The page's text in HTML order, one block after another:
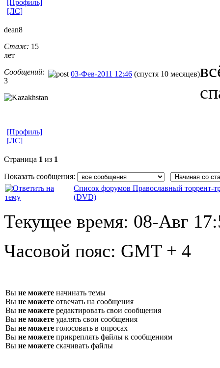
[Профиль]
[ЛС]
dean8
Стаж: 15
лет
Сообщений:
3
03-Фев-2011 12:46 (спустя 10 месяцев)
[Профиль]
[ЛС]
Страница 1 из 1
Показать сообщения:
Список форумов Православный торрент-
(DVD)
Текущее время: 08-Авг
Часовой пояс: GMT + 4
Вы не можете начинать темы
Вы не можете отвечать на сообщения
Вы не можете редактировать свои сообщения
Вы не можете удалять свои сообщения
Вы не можете голосовать в опросах
Вы не можете прикреплять файлы к сообщениям
Вы не можете скачивать файлы